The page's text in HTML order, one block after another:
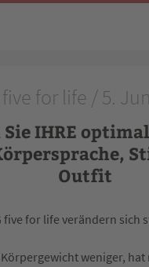
for life / 5.
IHRE
Outfit
five for life verändern sich
weniger,